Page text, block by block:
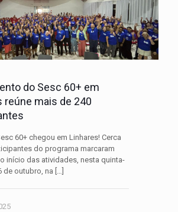
do Sesc 60+ em
reúne mais de 240
60+ chegou em Linhares! Cerca
do programa marcaram
início das atividades, nesta quinta-
de outubro, na […]